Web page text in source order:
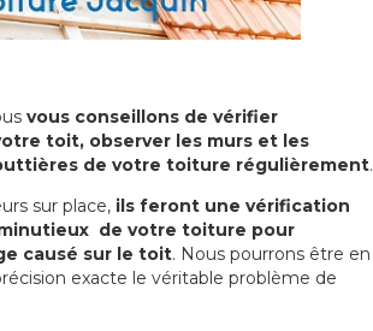
vous conseillons de vérifier
toit, observer les murs et les
de votre toiture régulièrement.
sur place, ils feront une vérification
de votre toiture pour
causé sur le toit. Nous pourrons être en
exacte le véritable problème de